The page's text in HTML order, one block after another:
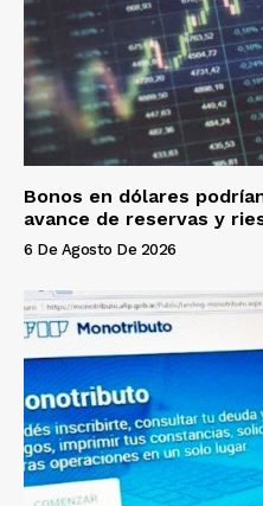
Bonos en dólares
avance de reservas y
6 De Agosto De 2026